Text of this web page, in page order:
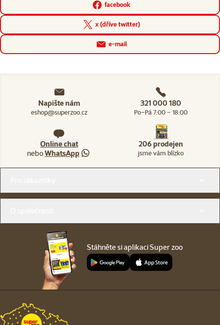
facebook
x (dříve twitter)
e-mail
Napište nám
eshop@superzoo.cz
321 000 180
Po–Pá 7:00 – 18:00
Online chat
neboWhatsApp
206 prodejen
jsme vám blízko
Stáhněte si aplikaci Super zoo